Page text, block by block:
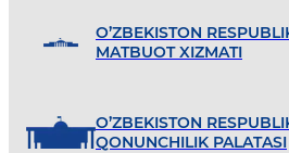
O’ZBEKISTON
MATBUOT XIZMATI
O’ZBEKISTON
QONUNCHILIK PALATASI